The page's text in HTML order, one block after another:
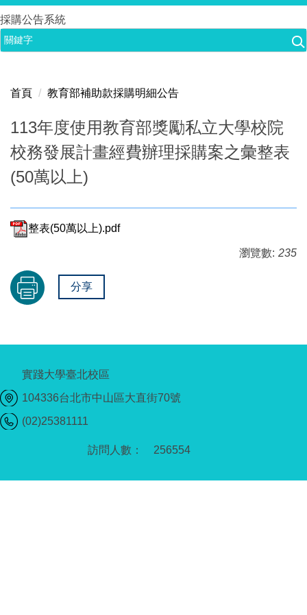
跳
到
主
容
採購公告系統
首頁 教育部補助款採購明細公告
113年度使用教育部獎勵私立大學校院
校務發展計畫經費辦理採購案之彙整表
(50萬以上)
整表(50萬以上).pdf
瀏覽數: 235
分享
256554
實踐大學臺北校區
104336台北市中山區大直街70號
(02)25381111